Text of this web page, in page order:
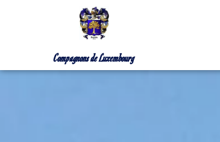
Compagnons de Luxembourg